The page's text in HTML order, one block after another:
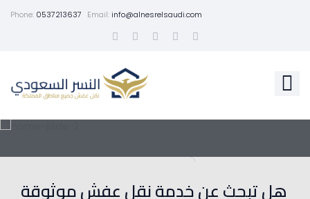
Phone: 0537213637 Email:info@alnesrelsaudi.com
هل تبحث عن خدمة نقل عفش موثوقة